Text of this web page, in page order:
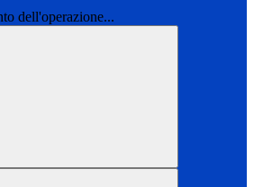
dell'operazione...